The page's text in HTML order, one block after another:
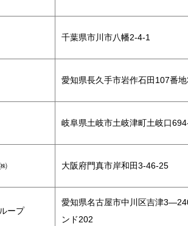
千葉県市川市八幡2-4-1
愛知県長久手市岩作石田107番
岐阜県土岐市土岐津町土岐口
大阪府門真市岸和田3-46-25
ープ
愛知県名古屋市中川区吉津
ンド202